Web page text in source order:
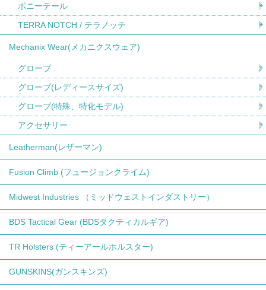
ポニーテール
TERRA NOTCH / テラノッチ
Mechanix Wear(メカニクスウェア)
グローブ
グローブ(レディースサイズ)
グローブ(特殊、特化モデル)
アクセサリー
Leatherman(レザーマン)
Fusion Climb (フュージョンクライム)
Midwest Industries （ミッドウェストインダストリー）
BDS Tactical Gear (BDSタクティカルギア)
TR Holsters (ティーアールホルスター)
GUNSKINS(ガンスキンズ)